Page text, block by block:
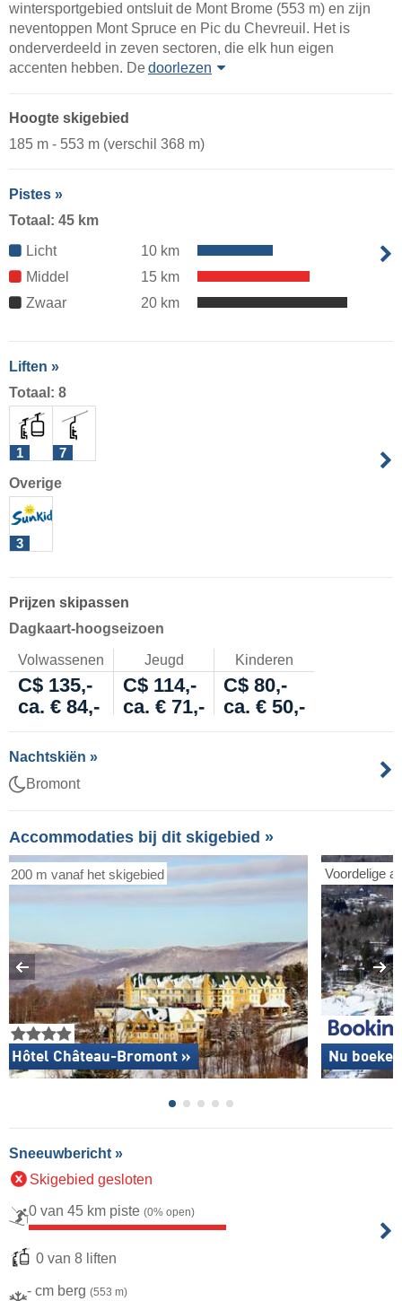
wintersportgebied ontsluit de Mont Brome (553 m) en zijn
neventoppen Mont Spruce en Pic du Chevreuil. Het is
onderverdeeld in zeven sectoren, die elk hun eigen
accenten hebben. Dedoorlezen
Hoogte skigebied
185 m - 553 m (verschil 368 m)
Pistes »
Totaal: 45 km
Licht
10 km
Middel
15 km
Zwaar
20 km
Liften »
Totaal: 8
1 7
Overige
3
Prijzen skipassen
Dagkaart-hoogseizoen
Volwassenen Jeugd Kinderen
C$ 135,- C$ 114,-
C$ 80,-
ca. € 84,-
ca. € 71,- ca. € 50,-
Nachtskiën »
Bromont
Accommodaties bij dit skigebied »
200 m vanaf het skigebied
Hôtel Château-Bromont »
Voordelige
Nu
Sneeuwbericht »
Skigebied gesloten
0 van 45 km piste (0% open)
0 van 8 liften
- cm berg (553 m)